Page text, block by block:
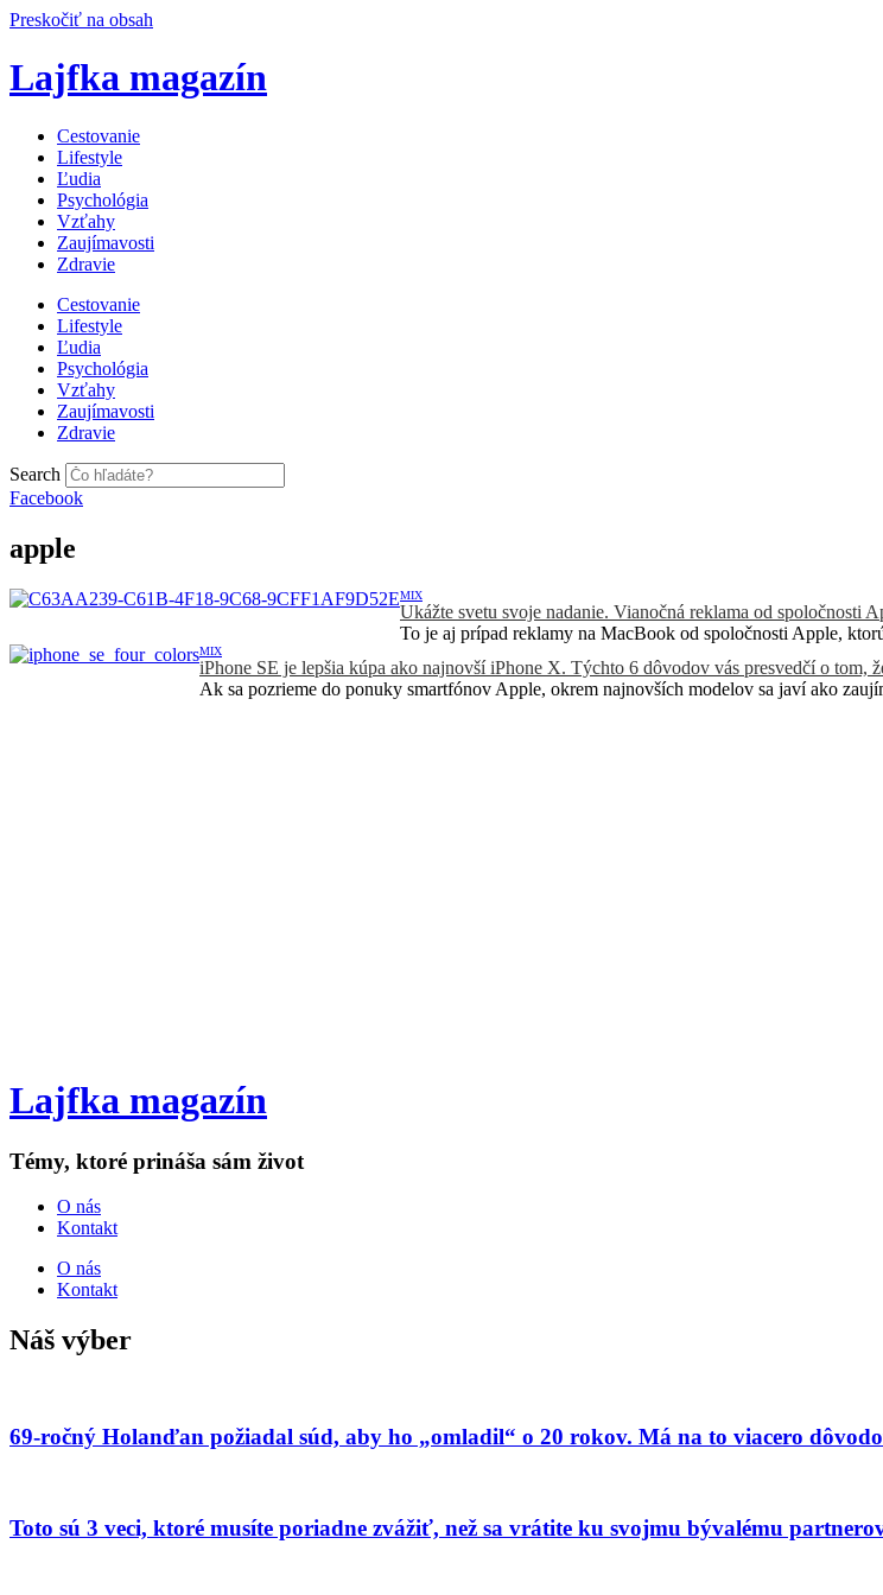
Preskočiť na obsah
Lajfka magazín
Cestovanie
Lifestyle
Ľudia
Psychológia
Vzťahy
Zaujímavosti
Zdravie
Cestovanie
Lifestyle
Ľudia
Psychológia
Vzťahy
Zaujímavosti
Zdravie
Search
Facebook
apple
MIX
Ukážte svetu svoje nadanie. Vianočná reklama od spoločnosti
To je aj prípad reklamy na MacBook od spoločnosti Apple,
MIX
iPhone SE je lepšia kúpa ako najnovší iPhone X. Týchto 6 dôvodov vás presvedčí o tom,
Ak sa pozrieme do ponuky smartfónov Apple, okrem najnovších modelov sa javí ako
Lajfka magazín
Témy, ktoré prináša sám život
O nás
Kontakt
O nás
Kontakt
Náš výber
69-ročný Holanďan požiadal súd, aby ho „omladil“ o 20 rokov. Má na to viacero
Toto sú 3 veci, ktoré musíte poriadne zvážiť, než sa vrátite ku svojmu bývalému